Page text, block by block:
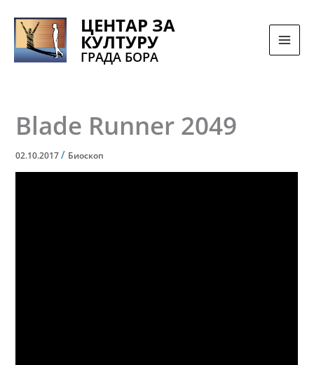
sadržaj
ЦЕНТАР ЗА
КУЛТУРУ
ГРАДА БОРА
Blade Runner 2049
02.10.2017/ Биоскоп